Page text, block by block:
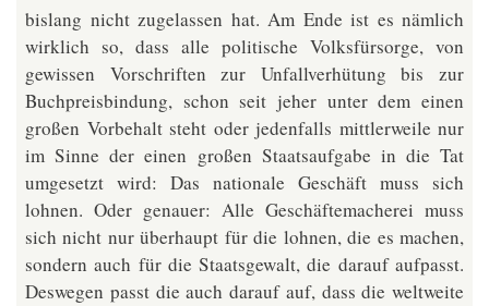
bislang nicht zugelassen hat. Am Ende ist es nämlich
wirklich so, dass alle politische Volksfürsorge, von
gewissen Vorschriften zur Unfallverhütung bis zur
Buchpreisbindung, schon seit jeher unter dem einen
großen Vorbehalt steht oder jedenfalls mittlerweile nur
im Sinne der einen großen Staatsaufgabe in die Tat
umgesetzt wird: Das nationale Geschäft muss sich
lohnen. Oder genauer: Alle Geschäftemacherei muss
sich nicht nur überhaupt für die lohnen, die es machen,
sondern auch für die Staatsgewalt, die darauf aufpasst.
Deswegen passt die auch darauf auf, dass die weltweite